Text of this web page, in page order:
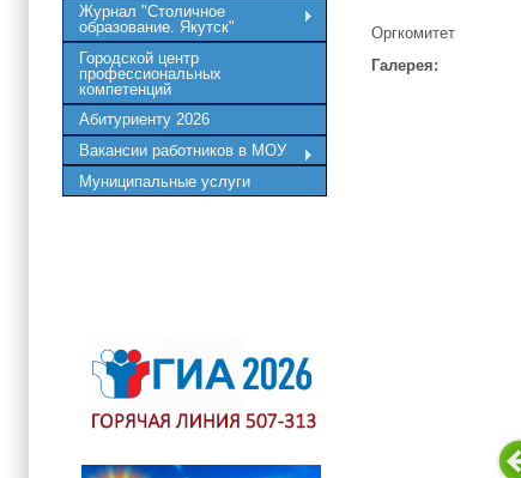
Журнал "Столичное
образование. Якутск"
Городской центр
профессиональных
компетенций
Абитуриенту 2026
Вакансии работников в МОУ
Муниципальные услуги
Оргкомитет
Галерея: